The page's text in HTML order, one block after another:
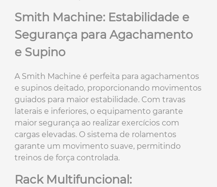
Smith Machine: Estabilidade e
Segurança para Agachamento
e Supino
A Smith Machine é perfeita para agachamentos
e supinos deitado, proporcionando movimentos
guiados para maior estabilidade. Com travas
laterais e inferiores, o equipamento garante
maior segurança ao realizar exercícios com
cargas elevadas. O sistema de rolamentos
garante um movimento suave, permitindo
treinos de força controlada.
Rack Multifuncional: